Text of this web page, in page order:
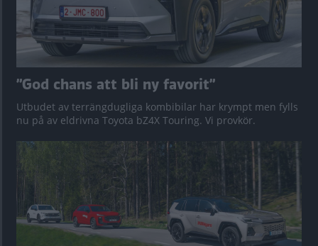
”God chans att bli ny favorit”
Utbudet av terrängdugliga kombibilar har krympt men fylls
nu på av eldrivna Toyota bZ4X Touring. Vi provkör.